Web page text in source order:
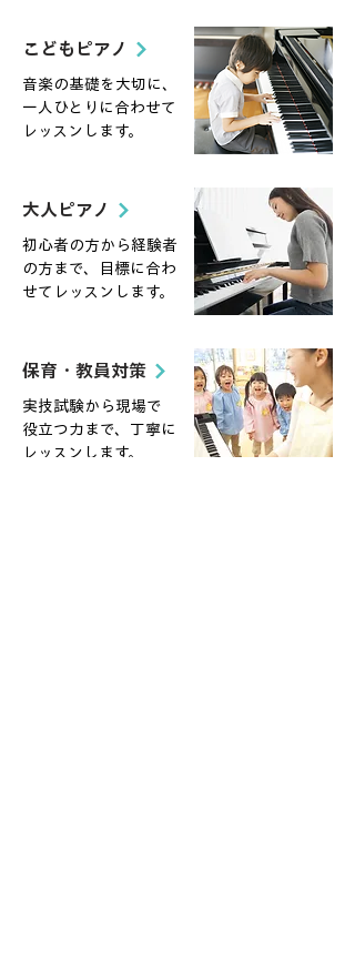
こどもピアノ
音楽の基礎を大切に、
一人ひとりに合わせて
レッスンします。
大人ピアノ
​初心者の方から経験者
の方まで、目標に合わ
せてレッスンします。
保育・教員対策
​実技試験から現場で
役立つ力まで、丁寧に
レッスンします。